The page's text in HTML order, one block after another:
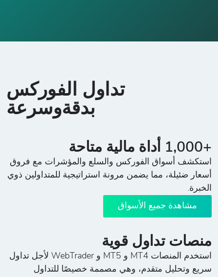
تداول الفوركس
بدقةوسرعة
+1,000 أداة مالية متاحة
استكشف أسواق الفوركس والسلع والمؤشرات مع فروق
أسعار ضئيلة، مما يضمن مرونة استراتيجية للمتداولين ذوي
الخبرة.
مشاهدة جميع الأسواق
منصات تداول قوية
استخدم المنصات MT4 و MT5 و WebTrader لأجل تداول
سريع وتحليل متقدم، وهي مصممة خصيصًا للتداول